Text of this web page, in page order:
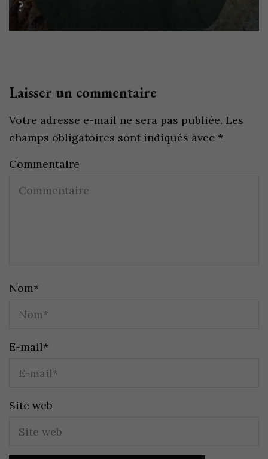
?
Laisser un commentaire
Votre adresse e-mail ne sera pas publiée. Les
champs obligatoires sont indiqués avec *
Commentaire
Nom*
E-mail*
Site web